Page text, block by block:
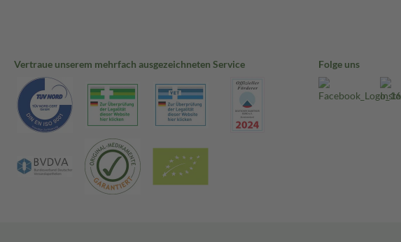
Vertraue unserem mehrfach ausgezeichneten Service Folge uns